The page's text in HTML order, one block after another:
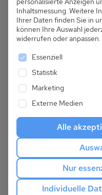
Inhaltsmessung. Weitere
Ihrer Daten finden Sie in
können Ihre Auswahl
widerrufen oder anpassen.
Es folgt eine Liste
Essenziell
Statistik
Marketing
Externe Medien
Alle
Nur
Individuelle